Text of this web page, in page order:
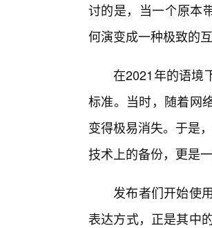
讨的是，当一个原本
何演变成一种极致的
在2021年的语境
标准。当时，随着网
变得极易消失。于是
技术上的备份，更是
发布者们开始使
表达方式，正是其中